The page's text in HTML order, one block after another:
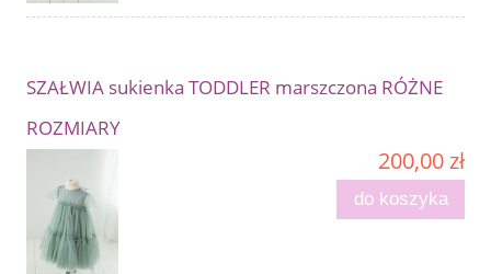
SZAŁWIA sukienka TODDLER marszczona RÓŻNE
ROZMIARY
200,00 zł
do koszyka